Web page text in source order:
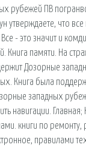
рубежей ПВ
утверждаете, что
- это значит и
Книга памяти. На
Дозорные
Книга была
западных
навигации.
книги по ремонту,
правилами